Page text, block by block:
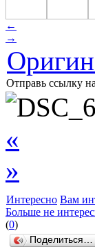
←
→
Отправь ссылку
«
»
Интересно Вам
Больше не
(0)
Поделиться…